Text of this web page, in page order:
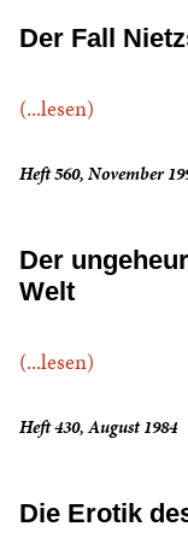
Der Fall
(...lesen)
Heft 560, November
Der
Welt
(...lesen)
Heft 430, August 1984
Die Erotik